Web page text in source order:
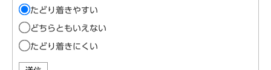
たどり着きやすい
どちらともいえない
たどり着きにくい